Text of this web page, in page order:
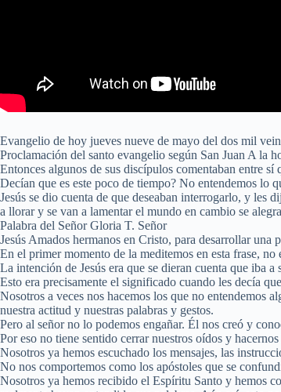
Evangelio de hoy jueves nueve de mayo del dos mil
Proclamación del santo evangelio según San Juan A la
Entonces algunos de sus discípulos comentaban entre
Decían que es este poco de tiempo? No entendemos lo
Jesús se dio cuenta de que deseaban interrogarlo, y les
a llorar y se van a lamentar el mundo en cambio se
Palabra del Señor Gloria T. Señor
Jesús Amados hermanos en Cristo, para desarrollar
En el primer momento de la meditemos en esta frase, no
La intención de Jesús era que se dieran cuenta que iba
Esto era precisamente el significado cuando les decía
Nosotros a veces nos hacemos los que no entendemos
nuestra actitud y nuestras palabras y gestos.
Pero al señor no lo podemos engañar. Él nos creó y
Por eso no tiene sentido cerrar nuestros oídos y
Nosotros ya hemos escuchado los mensajes, las
No nos comportemos como los apóstoles que se
Nosotros ya hemos recibido el Espíritu Santo y hemos